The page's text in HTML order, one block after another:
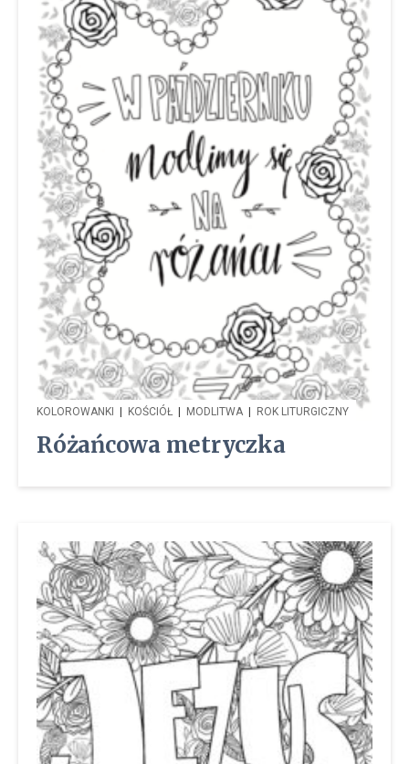
KOLOROWANKI | KOŚCIÓŁ | MODLITWA | ROK LITURGICZNY
Różańcowa metryczka